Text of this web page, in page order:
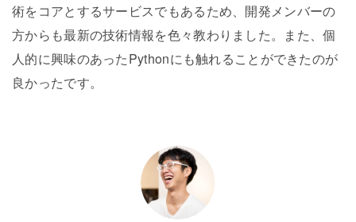
術をコアとするサービスでもあるため、開発メンバーの
方からも最新の技術情報を色々教わりました。また、個
人的に興味のあったPythonにも触れることができたのが
良かったです。